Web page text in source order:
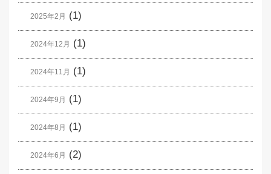
2025年2月 (1)
2024年12月 (1)
2024年11月 (1)
2024年9月 (1)
2024年8月 (1)
2024年6月 (2)